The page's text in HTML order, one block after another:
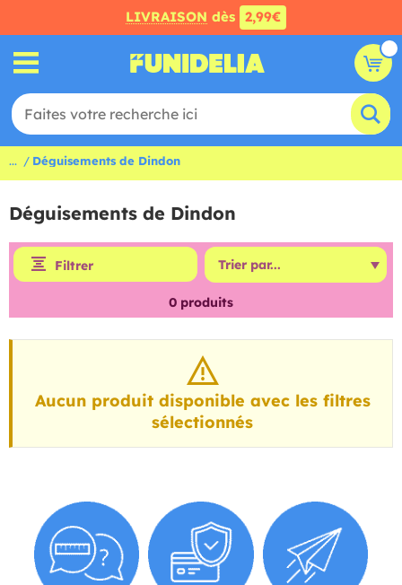
LIVRAISON dès 2,99€
... Déguisements de Dindon
Déguisements de Dindon
Filtrer
0 produits
Aucun produit disponible avec les filtres
sélectionnés